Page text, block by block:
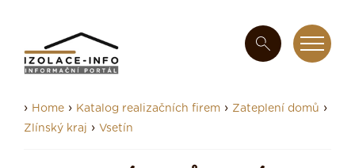
› Home › Katalog realizačních firem › Zateplení domů ›
Zlínský kraj › Vsetín